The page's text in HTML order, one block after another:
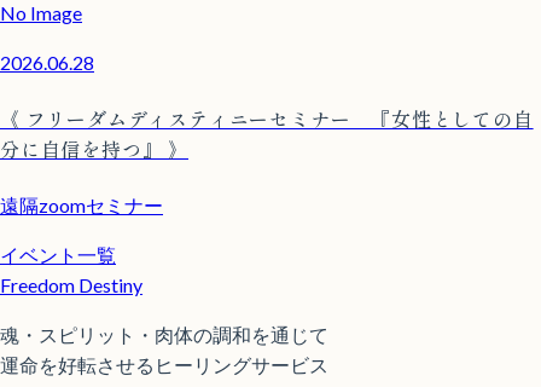
No Image
2026.06.28
《 フリーダムディスティニーセミナー 『女性としての自
分に自信を持つ』 》
遠隔zoomセミナー
イベント一覧
Freedom Destiny
魂・スピリット・肉体の調和を通じて
運命を好転させるヒーリングサービス